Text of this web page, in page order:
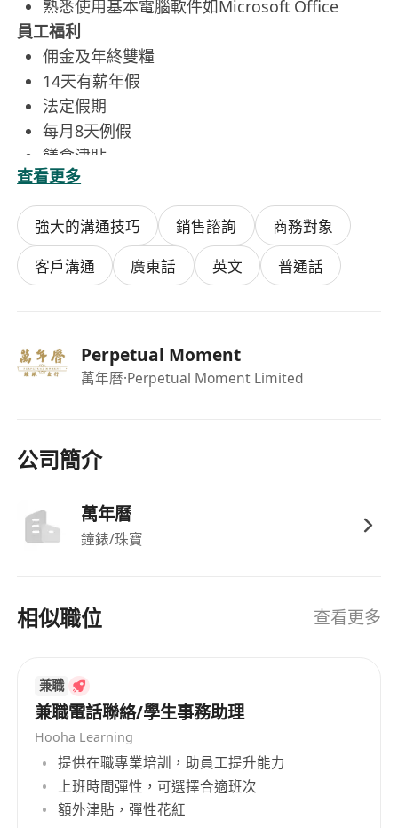
熟悉使用基本電腦軟件如Microsoft Office
員工福利
佣金及年終雙糧
14天有薪年假
法定假期
每月8天例假
饍食津貼
生日假期/婚假/恩恤假
員工購物優惠
有意請遞交您的履歷表及待遇，或電郵
***************************
期待您的加入!!
查看更多
強大的溝通技巧 銷售諮詢
商務對象
客戶溝通
廣東話 英文 普通話
Perpetual Moment
萬年曆·Perpetual Moment Limited
公司簡介
萬年曆
鐘錶/珠寶
相似職位 查看更多
兼職
兼職電話聯絡/學生事務助理
Hooha Learning
提供在職專業培訓，助員工提升能力
上班時間彈性，可選擇合適班次
額外津貼，彈性花紅